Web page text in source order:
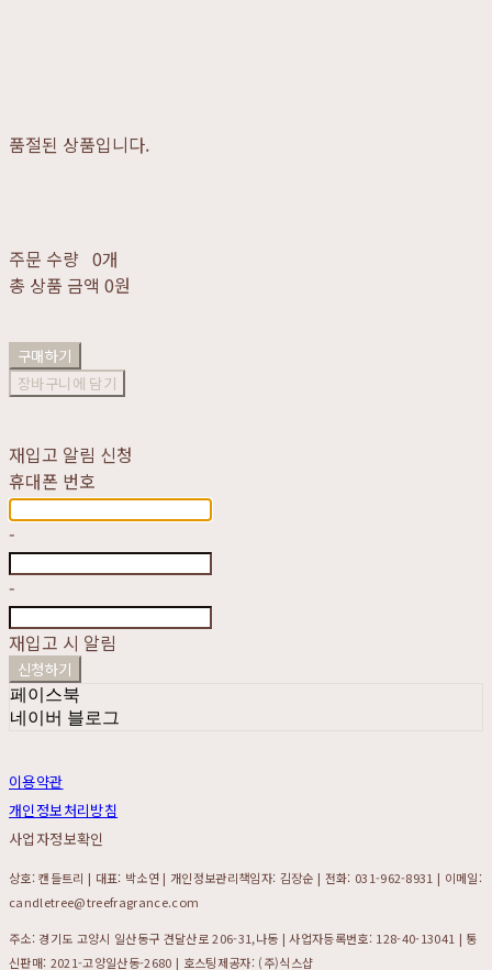
품절된 상품입니다.
주문 수량 0개
총 상품 금액 0원
구매하기
장바구니에 담기
재입고 알림 신청
휴대폰 번호
-
-
재입고 시 알림
신청하기
페이스북
네이버 블로그
이용약관
개인정보처리방침
사업자정보확인
상호: 캔들트리 | 대표: 박소연 | 개인정보관리책임자: 김장순 | 전화: 031-962-8931 | 이메일:
candletree@treefragrance.com
주소: 경기도 고양시 일산동구 견달산로 206-31,나동 | 사업자등록번호: 128-40-13041 | 통
신판매: 2021-고양일산동-2680 | 호스팅제공자: (주)식스샵